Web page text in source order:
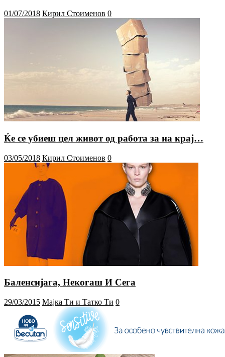
01/07/2018 Кирил Стоименов 0
Ќе се убиеш цел живот од работа за на крај…
03/05/2018 Кирил Стоименов 0
Баленсијага, Некогаш И Сега
29/03/2015 Мајка Ти и Татко Ти 0